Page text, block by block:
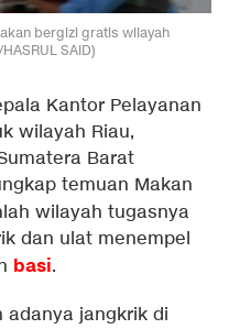
bergizi gratis wilayah
SAID)
Kantor Pelayanan
wilayah Riau,
Barat
temuan Makan
wilayah tugasnya
dan ulat menempel
basi.
adanya jangkrik di